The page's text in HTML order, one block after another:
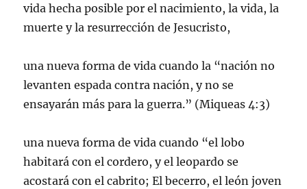
vida hecha posible por el nacimiento, la vida, la
muerte y la resurrección de Jesucristo,
una nueva forma de vida cuando la “nación no
levanten espada contra nación, y no se
ensayarán más para la guerra.” (Miqueas 4:3)
una nueva forma de vida cuando “el lobo
habitará con el cordero, y el leopardo se
acostará con el cabrito; El becerro, el león joven